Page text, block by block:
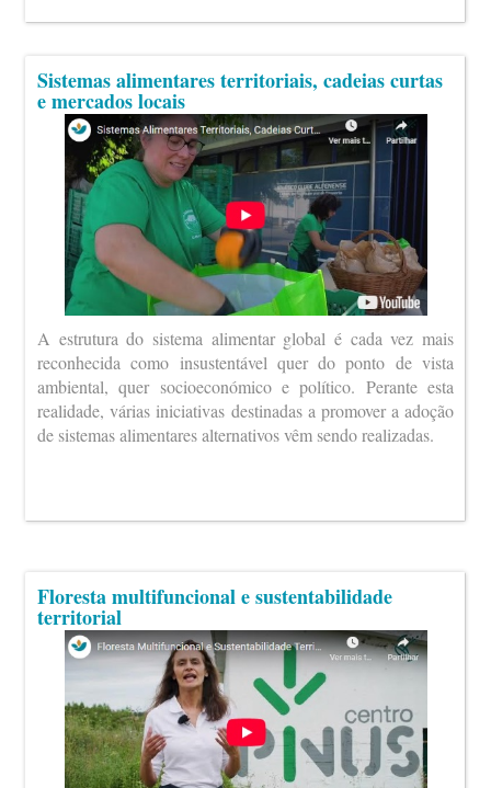
Sistemas alimentares territoriais, cadeias curtas
e mercados locais
A estrutura do sistema alimentar global é cada vez mais
reconhecida como insustentável quer do ponto de vista
ambiental, quer socioeconómico e político. Perante esta
realidade, várias iniciativas destinadas a promover a adoção
de sistemas alimentares alternativos vêm sendo realizadas.
Floresta multifuncional e sustentabilidade
territorial